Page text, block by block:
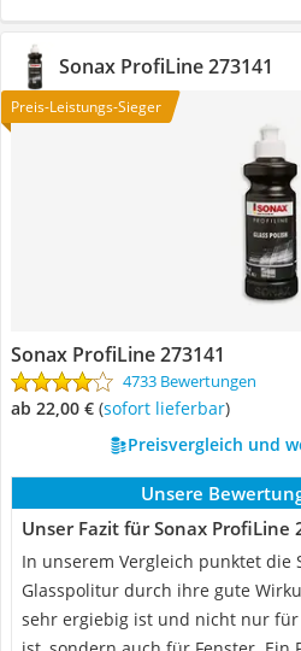
Sonax ProfiLine 273141
Preis-Leistungs-Sieger
Sonax ProfiLine 273141
4733 Bewertungen
ab 22,00 € ( Sofort lieferbar)
Preisvergleich und
Unsere
Unser Fazit für Sonax ProfiLine
In unserem Vergleich punktet die
Glasspolitur durch ihre gute
sehr ergiebig ist und nicht nur